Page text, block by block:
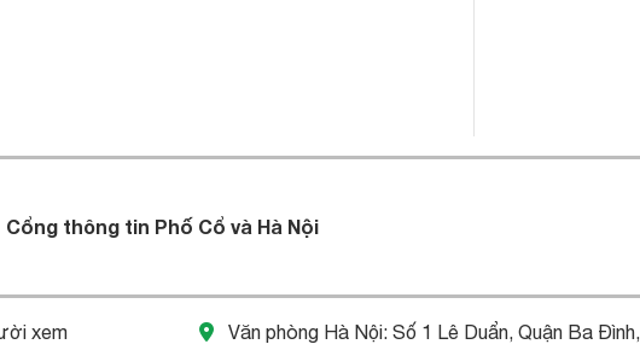
Cổng thông tin Phố Cổ và Hà Nội
xem Văn phòng Hà Nội: Số 1 Lê Duẩn, Quận Ba Đình,